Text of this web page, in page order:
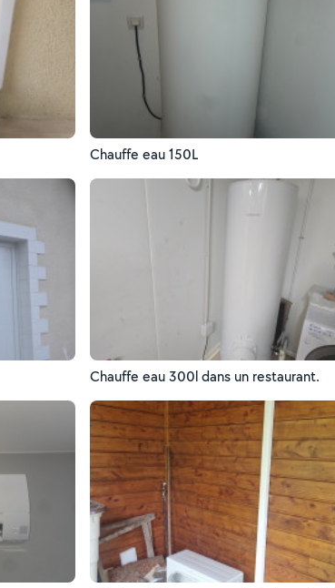
Chauffe eau 150L
Chauffe eau 300l dans un restaurant.